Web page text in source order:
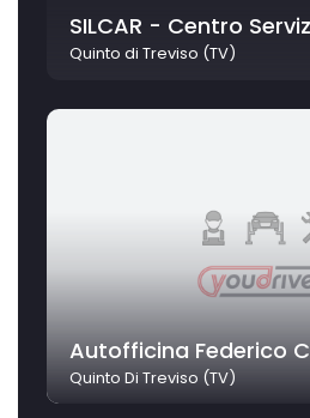
SILCAR - Centro
Quinto di Treviso (TV)
Quinto Di Treviso (TV)